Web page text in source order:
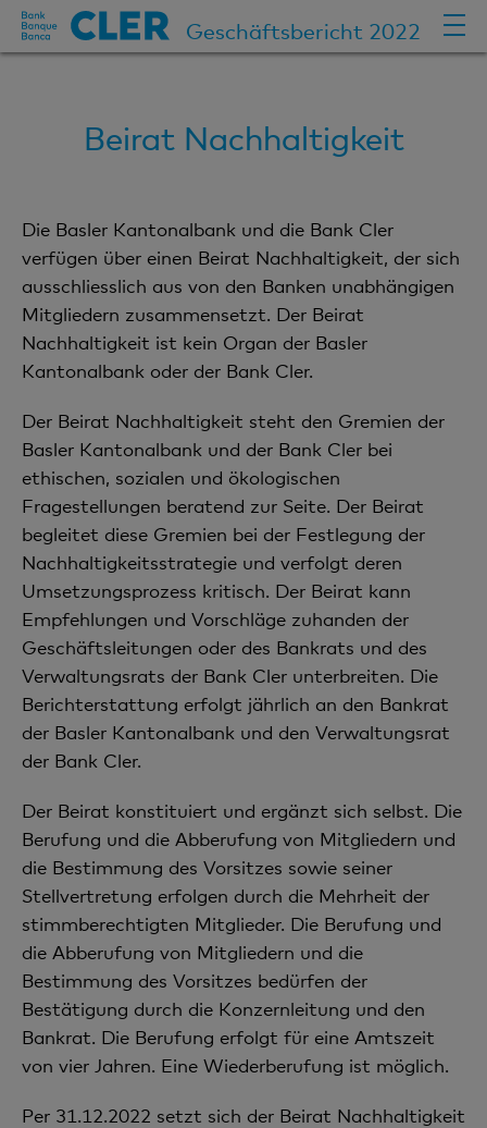
Geschäftsbericht 2022
Beirat Nachhaltigkeit
Die Basler Kantonalbank und die Bank Cler
verfügen über einen Beirat Nachhaltigkeit, der sich
ausschliesslich aus von den Banken unabhängigen
Mitgliedern zusammensetzt. Der Beirat
Nachhaltigkeit ist kein Organ der Basler
Kantonalbank oder der Bank Cler.
Der Beirat Nachhaltigkeit steht den Gremien der
Basler Kantonalbank und der Bank Cler bei
ethischen, sozialen und ökologischen
Fragestellungen beratend zur Seite. Der Beirat
begleitet diese Gremien bei der Festlegung der
Nachhaltigkeitsstrategie und verfolgt deren
Umsetzungsprozess kritisch. Der Beirat kann
Empfehlungen und Vorschläge zuhanden der
Geschäftsleitungen oder des Bankrats und des
Verwaltungsrats der Bank Cler unterbreiten. Die
Berichterstattung erfolgt jährlich an den Bankrat
der Basler Kantonalbank und den Verwaltungsrat
der Bank Cler.
Der Beirat konstituiert und ergänzt sich selbst. Die
Berufung und die Abberufung von Mitgliedern und
die Bestimmung des Vorsitzes sowie seiner
Stellvertretung erfolgen durch die Mehrheit der
stimmberechtigten Mitglieder. Die Berufung und
die Abberufung von Mitgliedern und die
Bestimmung des Vorsitzes bedürfen der
Bestätigung durch die Konzernleitung und den
Bankrat. Die Berufung erfolgt für eine Amtszeit
von vier Jahren. Eine Wiederberufung ist möglich.
Per 31.12.2022 setzt sich der Beirat Nachhaltigkeit